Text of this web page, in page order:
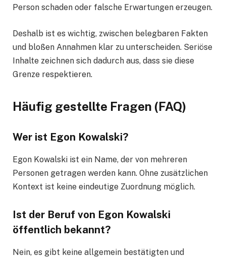
Person schaden oder falsche Erwartungen erzeugen.
Deshalb ist es wichtig, zwischen belegbaren Fakten
und bloßen Annahmen klar zu unterscheiden. Seriöse
Inhalte zeichnen sich dadurch aus, dass sie diese
Grenze respektieren.
Häufig gestellte Fragen (FAQ)
Wer ist Egon Kowalski?
Egon Kowalski ist ein Name, der von mehreren
Personen getragen werden kann. Ohne zusätzlichen
Kontext ist keine eindeutige Zuordnung möglich.
Ist der Beruf von Egon Kowalski
öffentlich bekannt?
Nein, es gibt keine allgemein bestätigten und